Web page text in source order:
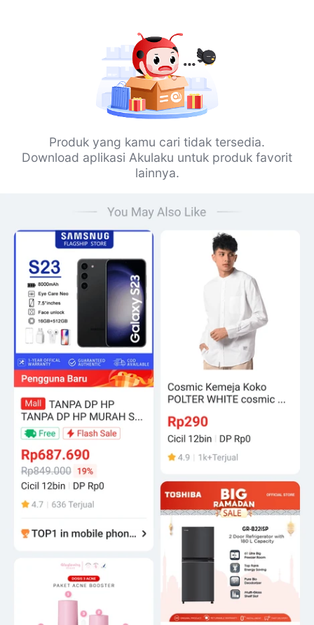
Produk yang kamu cari tidak tersedia.
Download aplikasi Akulaku untuk produk favorit
lainnya.